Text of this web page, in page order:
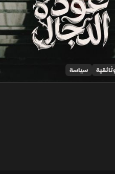
سياسة